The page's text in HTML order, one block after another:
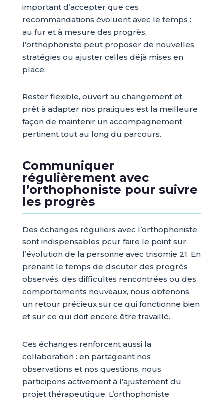
important d’accepter que ces
recommandations évoluent avec le temps :
au fur et à mesure des progrès,
l’orthophoniste peut proposer de nouvelles
stratégies ou ajuster celles déjà mises en
place.
Rester flexible, ouvert au changement et
prêt à adapter nos pratiques est la meilleure
façon de maintenir un accompagnement
pertinent tout au long du parcours.
Communiquer
régulièrement avec
l’orthophoniste pour suivre
les progrès
Des échanges réguliers avec l’orthophoniste
sont indispensables pour faire le point sur
l’évolution de la personne avec trisomie 21. En
prenant le temps de discuter des progrès
observés, des difficultés rencontrées ou des
comportements nouveaux, nous obtenons
un retour précieux sur ce qui fonctionne bien
et sur ce qui doit encore être travaillé.
Ces échanges renforcent aussi la
collaboration : en partageant nos
observations et nos questions, nous
participons activement à l’ajustement du
projet thérapeutique. L’orthophoniste